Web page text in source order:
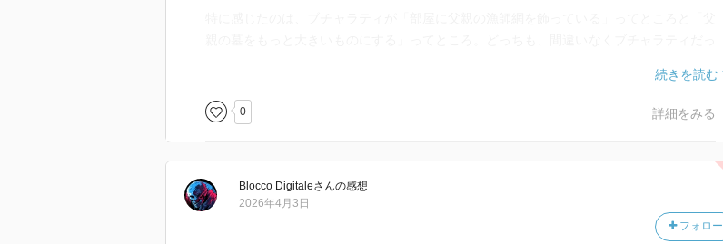
そして、ブチャラティがジョルノに魅了され、従って、支えて、全てを捧げた、みたいな
書き方のところはホンマに違和感しかなかった。ブチャラティとジョルノはそんな安っぽ
まあ、原作のシーンを至るところに盛り込み、かつセリフを持ってきたり過去の作品の内
容を取り込んだり、そしてオリジナルスタンドも曲名になっていたり、というところの工
0 詳細をみる
Blocco Digitaleさんの感想
フォロー
2026年4月3日